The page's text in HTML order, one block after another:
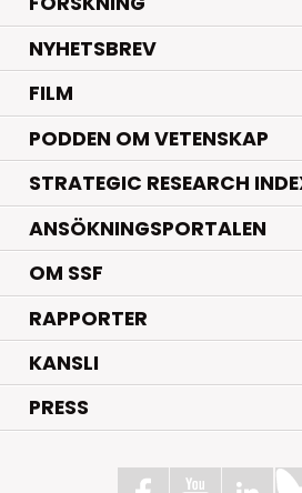
NYHETSBREV
FILM
PODDEN OM VETENSKAP
STRATEGIC RESEARCH
ANSÖKNINGSPORTALEN
OM SSF
RAPPORTER
KANSLI
PRESS